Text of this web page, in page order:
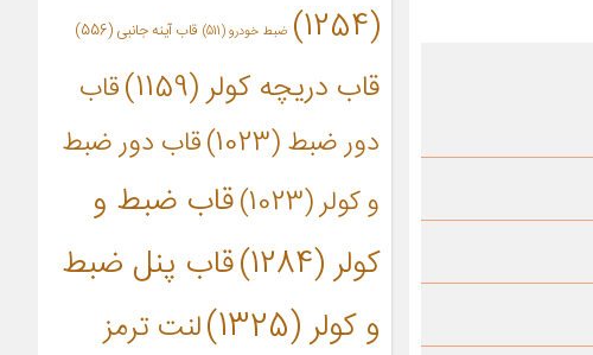
(1254)
ضبط خودرو(511) قاب آینه جانبی (556)
قاب دریچه کولر(1159)
قاب
دور ضبط(1023)
قاب دور ضبط
و کولر(1023)
قاب ضبط و
کولر(1284)
قاب پنل ضبط
و کولر(1325)
لنت ترمز